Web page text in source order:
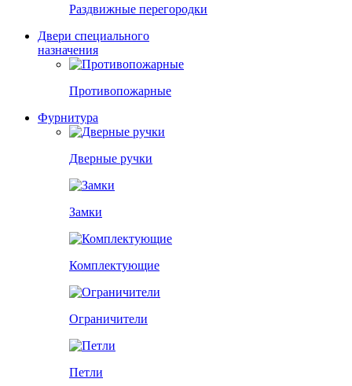
Раздвижные перегородки
Двери специального
назначения
Противопожарные
Фурнитура
Дверные ручки
Замки
Комплектующие
Ограничители
Петли